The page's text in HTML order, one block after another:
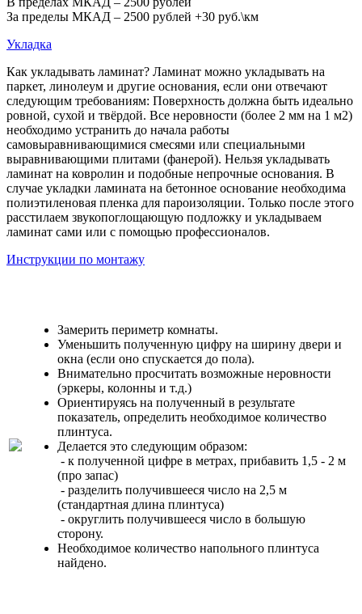
За пределы МКАД – 2500 рублей +30 руб.\км
Укладка
Как укладывать ламинат? Ламинат можно укладывать на
паркет, линолеум и другие основания, если они отвечают
следующим требованиям: Поверхность должна быть идеально
ровной, сухой и твёрдой. Все неровности (более 2 мм на 1 м2)
необходимо устранить до начала работы
самовыравнивающимися смесями или специальными
выравнивающими плитами (фанерой). Нельзя укладывать
ламинат на ковролин и подобные непрочные основания. В
случае укладки ламината на бетонное основание необходима
полиэтиленовая пленка для пароизоляции. Только после этого
расстилаем звукопоглощающую подложку и укладываем
ламинат сами или с помощью профессионалов.
Инструкции по монтажу
Замерить периметр комнаты.
Уменьшить полученную цифру на ширину двери и
окна (если оно спускается до пола).
Внимательно просчитать возможные неровности
(эркеры, колонны и т.д.)
Ориентируясь на полученный в результате
показатель, определить необходимое количество
плинтуса.
Делается это следующим образом:
- к полученной цифре в метрах, прибавить 1,5 - 2 м
(про запас)
- разделить получившееся число на 2,5 м
(стандартная длина плинтуса)
- округлить получившееся число в большую
сторону.
Необходимое количество напольного плинтуса
найдено.